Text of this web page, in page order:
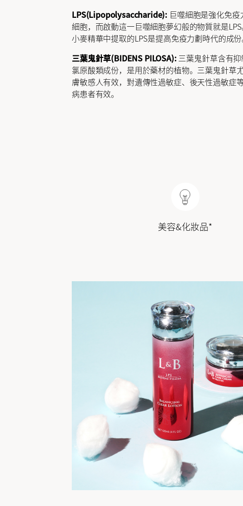
LPS(Lipopolysaccharide): 巨噬細胞是強化免疫
細胞，而啟動這一巨噬細胞夢幻般的物質就是
小麥精華中提取的LPS是提高免疫力劃時代的成份
三葉鬼針草(BIDENS PILOSA):三葉鬼針草含有抑
氯原酸類成份，是用於藥材的植物。三葉鬼針草
膚敏感人有效，對遺傳性過敏症、後天性過敏症
病患者有效。
美容&化妝品*